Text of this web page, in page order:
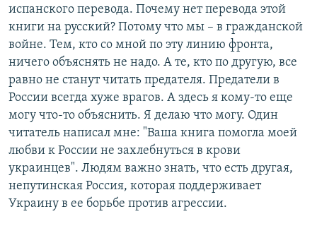
испанского перевода. Почему нет перевода этой
книги на русский? Потому что мы – в гражданской
войне. Тем, кто со мной по эту линию фронта,
ничего объяснять не надо. А те, кто по другую, все
равно не станут читать предателя. Предатели в
России всегда хуже врагов. А здесь я кому-то еще
могу что-то объяснить. Я делаю что могу. Один
читатель написал мне: "Ваша книга помогла моей
любви к России не захлебнуться в крови
украинцев". Людям важно знать, что есть другая,
непутинская Россия, которая поддерживает
Украину в ее борьбе против агрессии.